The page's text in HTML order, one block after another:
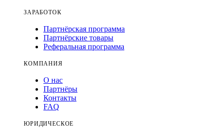
ЗАРАБОТОК
Партнёрская программа
Партнёрские товары
Реферальная программа
КОМПАНИЯ
О нас
Партнёры
Контакты
FAQ
ЮРИДИЧЕСКОЕ